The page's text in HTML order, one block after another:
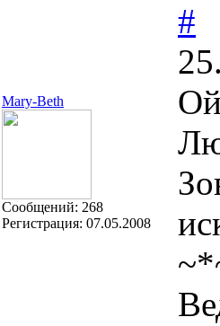
Mary-Beth
Cообщений: 268
Регистрация: 07.05.2008
#